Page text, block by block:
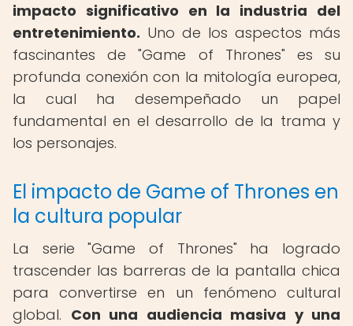
impacto significativo en la industria del
entretenimiento. Uno de los aspectos más
fascinantes de "Game of Thrones" es su
profunda conexión con la mitología europea,
la cual ha desempeñado un papel
fundamental en el desarrollo de la trama y
los personajes.
El impacto de Game of Thrones en
la cultura popular
La serie "Game of Thrones" ha logrado
trascender las barreras de la pantalla chica
para convertirse en un fenómeno cultural
global. Con una audiencia masiva y una